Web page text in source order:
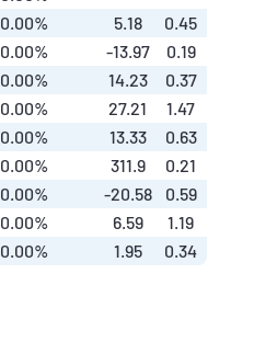
0.00% 5.18
0.45
0.00% -13.97
0.19
0.00% 14.23
0.37
0.00% 27.21
1.47
0.00% 13.33
0.63
0.00% 311.9
0.21
0.00% -20.58
0.59
0.00% 6.59
1.19
0.00% 1.95 0.34